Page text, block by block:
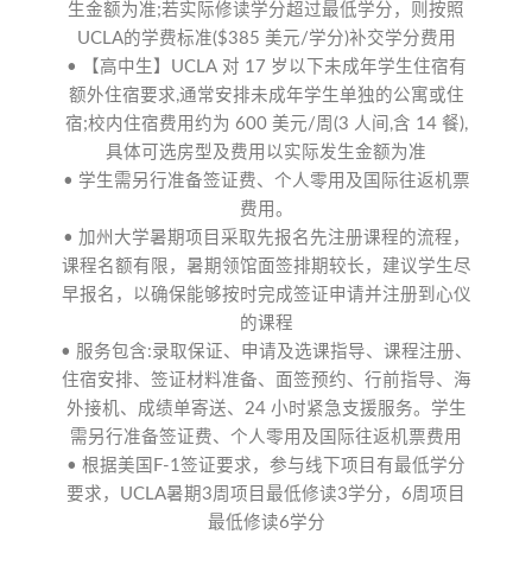
生金额为准;若实际修读学分超过最低学分，则按照
UCLA的学费标准($385 美元/学分)补交学分费用
• 【高中生】UCLA 对 17 岁以下未成年学生住宿有
额外住宿要求,通常安排未成年学生单独的公寓或住
宿;校内住宿费用约为 600 美元/周(3 人间,含 14 餐),
具体可选房型及费用以实际发生金额为准
• 学生需另行准备签证费、个人零用及国际往返机票
费用。
• 加州大学暑期项目采取先报名先注册课程的流程，
课程名额有限，暑期领馆面签排期较长，建议学生尽
早报名，以确保能够按时完成签证申请并注册到心仪
的课程
• 服务包含:录取保证、申请及选课指导、课程注册、
住宿安排、签证材料准备、面签预约、行前指导、海
外接机、成绩单寄送、24 小时紧急支援服务。学生
需另行准备签证费、个人零用及国际往返机票费用
• 根据美国F-1签证要求，参与线下项目有最低学分
要求，UCLA暑期3周项目最低修读3学分，6周项目
最低修读6学分